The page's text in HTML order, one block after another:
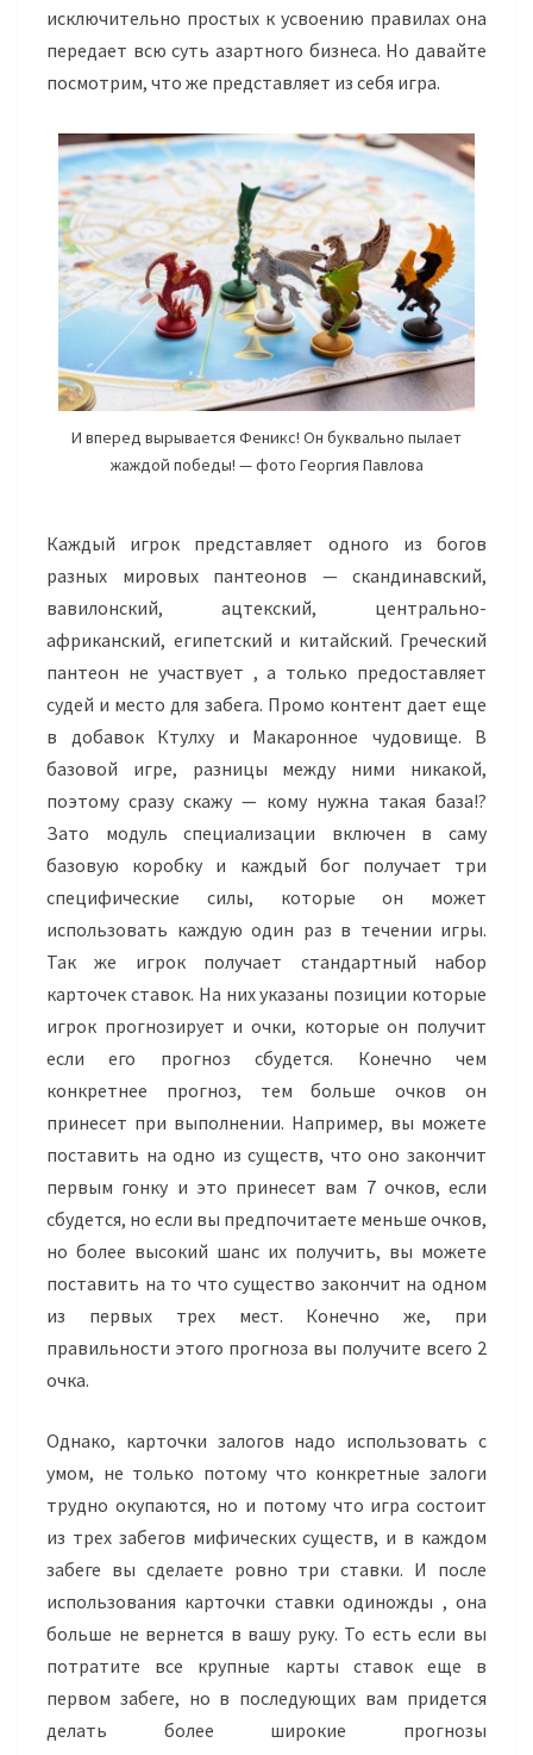
исключительно простых к усвоению правилах она
передает всю суть азартного бизнеса. Но давайте
посмотрим, что же представляет из себя игра.
И вперед вырывается Феникс! Он буквально пылает
жаждой победы! — фото Георгия Павлова
Каждый игрок представляет одного из богов
разных мировых пантеонов — скандинавский,
вавилонский, ацтекский, центрально-
африканский, египетский и китайский. Греческий
пантеон не участвует , а только предоставляет
судей и место для забега. Промо контент дает еще
в добавок Ктулху и Макаронное чудовище. В
базовой игре, разницы между ними никакой,
поэтому сразу скажу — кому нужна такая база!?
Зато модуль специализации включен в саму
базовую коробку и каждый бог получает три
специфические силы, которые он может
использовать каждую один раз в течении игры.
Так же игрок получает стандартный набор
карточек ставок. На них указаны позиции которые
игрок прогнозирует и очки, которые он получит
если его прогноз сбудется. Конечно чем
конкретнее прогноз, тем больше очков он
принесет при выполнении. Например, вы можете
поставить на одно из существ, что оно закончит
первым гонку и это принесет вам 7 очков, если
сбудется, но если вы предпочитаете меньше очков,
но более высокий шанс их получить, вы можете
поставить на то что существо закончит на одном
из первых трех мест. Конечно же, при
правильности этого прогноза вы получите всего 2
очка.
Однако, карточки залогов надо использовать с
умом, не только потому что конкретные залоги
трудно окупаются, но и потому что игра состоит
из трех забегов мифических существ, и в каждом
забеге вы сделаете ровно три ставки. И после
использования карточки ставки одиножды , она
больше не вернется в вашу руку. То есть если вы
потратите все крупные карты ставок еще в
первом забеге, но в последующих вам придется
делать более широкие прогнозы